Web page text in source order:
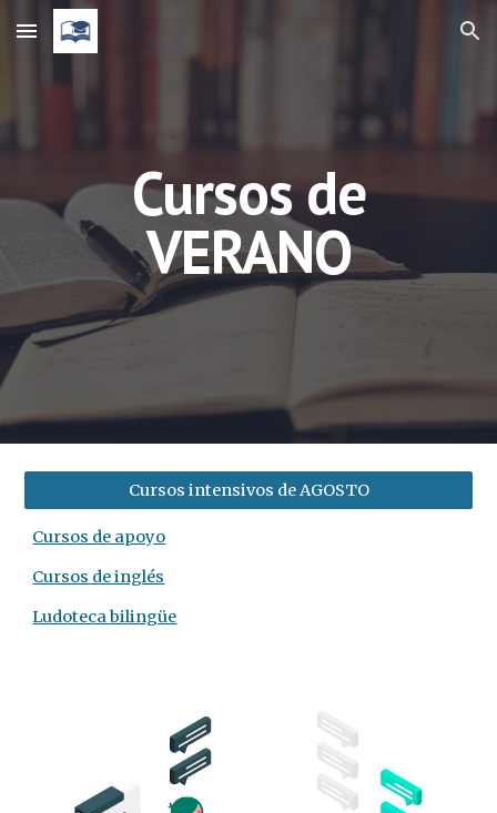
Skip to main content Skip to navigation
Cursos de
VERANO
Cursos intensivos de AGOSTO
Cursos de apoyo
Cursos de inglés
Ludoteca bilingüe